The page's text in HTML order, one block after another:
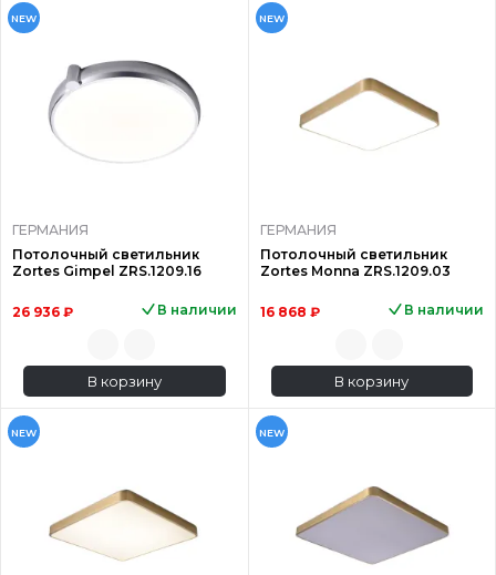
NEW
ГЕРМАНИЯ
Потолочный светильник
Zortes Gimpel ZRS.1209.16
26 936 ₽ В наличии
В корзину
NEW
ГЕРМАНИЯ
Потолочный светильник
Zortes Monna ZRS.1209.03
16 868 ₽ В наличии
В корзину
NEW NEW